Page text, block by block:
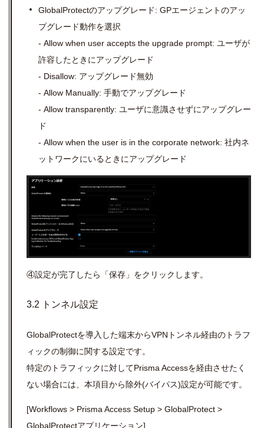
GlobalProtectのアップグレード: GPエージェントのアッ
プグレード動作を選択
- Allow when user accepts the upgrade prompt: ユーザが
許容したときにアップグレード
- Disallow: アップグレード無効
- Allow Manually: 手動でアップグレード
- Allow transparently: ユーザに意識させずにアップグレー
ド
- Allow when the user is in the corporate network: 社内ネ
ットワークにいるときにアップグレード
④設定が完了したら「保存」をクリックします。
3.2 トンネル設定
GlobalProtectを導入した端末からVPN トンネル経由のトラフ
ィックの制御に関する設定です。
特定のトラフィックに対してPrisma Accessを経由させたく
ない場合には、本項目から除外(バイパス)設定が可能です。
[Workflows > Prisma Access Setup > GlobalProtect >
GlobalProtectアプリケーション]